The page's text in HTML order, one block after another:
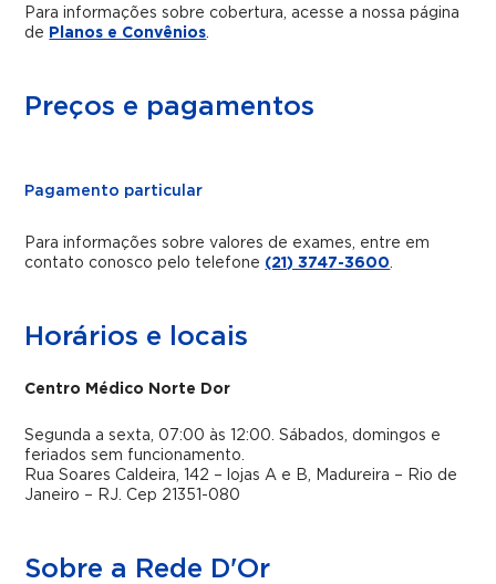
Para informações sobre cobertura, acesse a nossa página
de Planos e Convênios.
Preços e pagamentos
Pagamento particular
Para informações sobre valores de exames, entre em
contato conosco pelo telefone (21) 3747-3600.
Horários e locais
Centro Médico Norte Dor
Segunda a sexta, 07:00 às 12:00. Sábados, domingos e
feriados sem funcionamento.
Rua Soares Caldeira, 142 – lojas A e B, Madureira – Rio de
Janeiro – RJ. Cep 21351-080
Sobre a Rede D'Or